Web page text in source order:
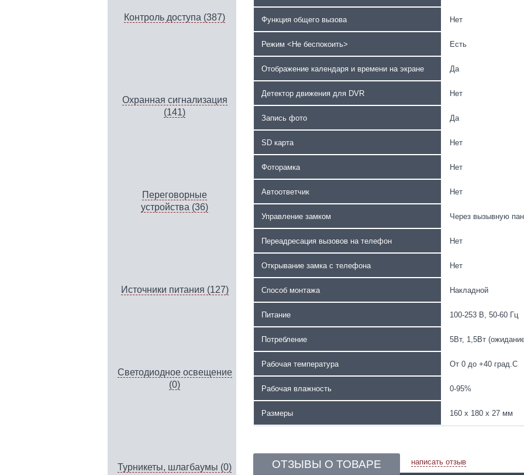
Контроль доступа (387)
Охранная сигнализация
(141)
Переговорные
устройства (36)
Источники питания (127)
Светодиодное освещение
(0)
Турникеты, шлагбаумы (0)
Функция общего вызова Нет
Режим <Не беспокоить> Есть
Отображение календаря и времени на экране Да
Детектор движения для DVR Нет
Запись фото Да
SD карта Нет
Фоторамка Нет
Автоответчик Нет
Управление замком Через вызывную
Переадресация вызовов на телефон Нет
Открывание замка с телефона Нет
Способ монтажа Накладной
Питание 100-253 В, 50-60 Гц
Потребление 5Вт, 1,5Вт
Рабочая температура От 0 до +40 град.С
Рабочая влажность 0-95%
Размеры 160 х 180 х 27 мм
ОТЗЫВЫ О ТОВАРЕ написать отзыв